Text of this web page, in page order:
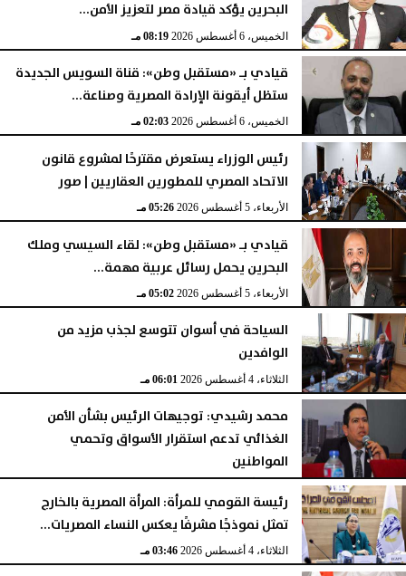
البحرين يؤكد قيادة مصر لتعزيز الأمن...
الخميس، 6 أغسطس 2026 08:19 مـ
قيادي بـ «مستقبل وطن»: قناة السويس الجديدة
ستظل أيقونة الإرادة المصرية وصناعة...
الخميس، 6 أغسطس 2026 02:03 مـ
رئيس الوزراء يستعرض مقترحًا لمشروع قانون
الاتحاد المصري للمطورين العقاريين | صور
الأربعاء، 5 أغسطس 2026 05:26 مـ
قيادي بـ «مستقبل وطن»: لقاء السيسي وملك
البحرين يحمل رسائل عربية مهمة...
الأربعاء، 5 أغسطس 2026 05:02 مـ
السياحة في أسوان تتوسع لجذب مزيد من
الوافدين
الثلاثاء، 4 أغسطس 2026 06:01 مـ
محمد رشيدي: توجيهات الرئيس بشأن الأمن
الغذائي تدعم استقرار الأسواق وتحمي
المواطنين
الثلاثاء، 4 أغسطس 2026
رئيسة القومي للمرأة: المرأة المصرية بالخارج
تمثل نموذجًا مشرفًا يعكس النساء المصريات...
الثلاثاء، 4 أغسطس 2026 03:46 مـ